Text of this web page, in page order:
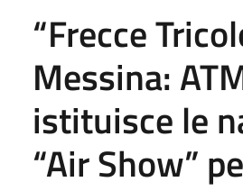
“Frecce
Messina:
istituisce le
“Air Show”